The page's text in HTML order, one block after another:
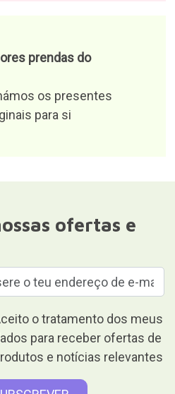
prendas do
os presentes
para si
ofertas e
o tratamento dos meus
para receber ofertas de
e notícias relevantes